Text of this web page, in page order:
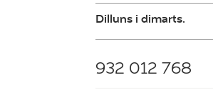
Dilluns i dimarts.
932 012 768